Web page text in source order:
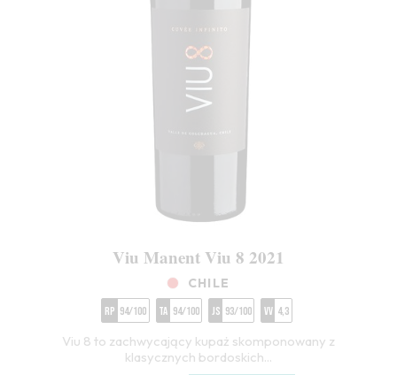
Viu Manent Viu 8 2021
CHILE
RP 94/100 TA 94/100 JS 93/100 VV 4,3
Viu 8 to zachwycający kupaż skomponowany z
klasycznych bordoskich...